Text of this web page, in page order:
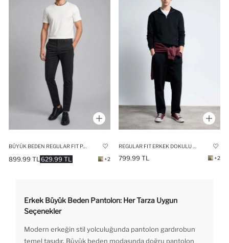
BÜYÜK BEDEN REGULAR FIT PANTOLON
629.99 TL
899.99 TL +2 799.99 TL +2
Erkek Büyük Beden Pantolon: Her Tarza Uygun
Seçenekler
Modern erkeğin stil yolculuğunda pantolon gardırobun
temel taşıdır. Büyük beden modasında doğru pantolon